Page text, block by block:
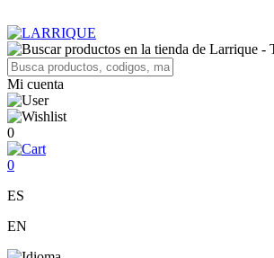
Mi cuenta
0
0
ES
EN